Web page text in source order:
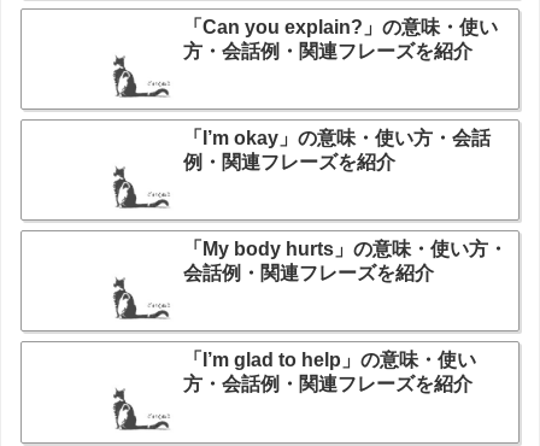
「Can you explain?」の意味・使い
方・会話例・関連フレーズを紹介
「I’m okay」の意味・使い方・会話
例・関連フレーズを紹介
「My body hurts」の意味・使い方・
会話例・関連フレーズを紹介
「I’m glad to help」の意味・使い
方・会話例・関連フレーズを紹介